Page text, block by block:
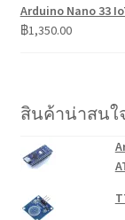
Arduino Nano 33
฿1,350.00
สินค้าน่าสนใ